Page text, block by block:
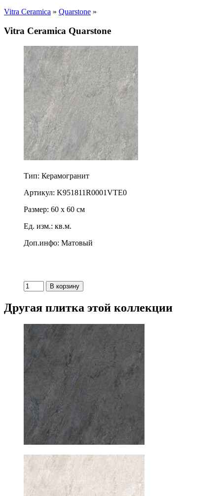
Vitra Ceramica » Quarstone »
Vitra Ceramica Quarstone
Тип: Керамогранит
Артикул: K951811R0001VTE0
Размер: 60 x 60 см
Ед. изм.: кв.м.
Доп.инфо: Матовый
Другая плитка этой коллекции